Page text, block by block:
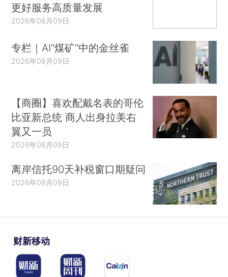
更好服务高质量发展
2026年08月09日
专栏｜AI“煤矿”中的金丝雀
2026年08月09日
【商圈】喜欢配戴名表的哥伦
比亚新总统 商人出身拉美右
翼又一员
2026年08月09日
离岸信托90天补税窗口期疑问
2026年08月09日
财新移动